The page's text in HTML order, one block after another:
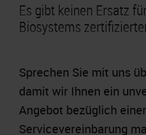
Es gibt keinen Ersatz
Biosystems
Sprechen Sie mit uns
damit wir Ihnen ein
Angebot bezüglich
Servicevereinbarung